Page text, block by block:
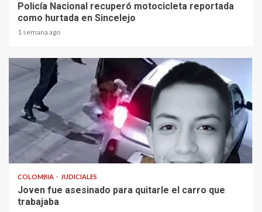
Policía Nacional recuperó motocicleta reportada
como hurtada en Sincelejo
1 semana ago
2 min read
COLOMBIA JUDICIALES
Joven fue asesinado para quitarle el carro que
trabajaba